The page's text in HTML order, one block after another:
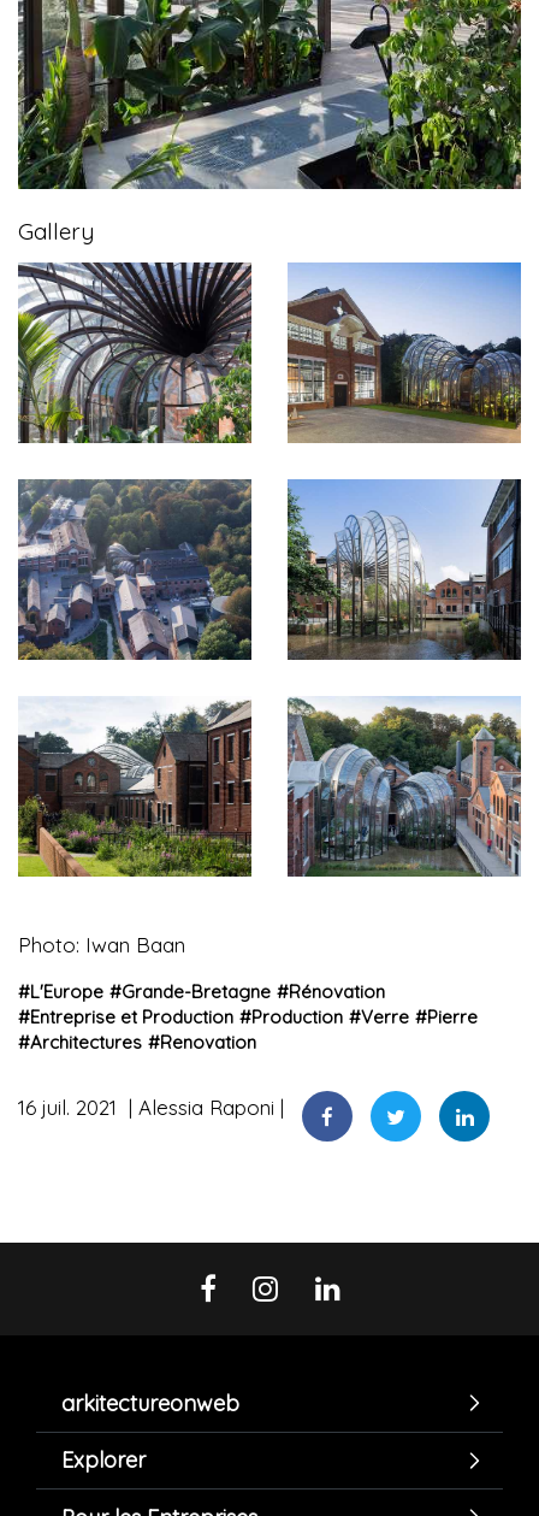
Gallery
Photo: Iwan Baan
#L'Europe #Grande-Bretagne #Rénovation
#Entreprise et Production #Production #Verre #Pierre
#Architectures #Renovation
16 juil. 2021 Alessia Raponi
arkitectureonweb
Explorer